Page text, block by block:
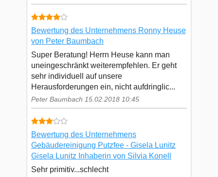
Bewertung des Unternehmens Ronny Heuse
von Peter Baumbach
Super Beratung! Herrn Heuse kann man
uneingeschränkt weiterempfehlen. Er geht
sehr individuell auf unsere
Herausforderungen ein, nicht aufdringlic...
Peter Baumbach 15.02.2018 10:45
Bewertung des Unternehmens
Gebäudereinigung Putzfee - Gisela Lunitz
Gisela Lunitz Inhaberin von Silvia Konell
Sehr primitiv...schlecht